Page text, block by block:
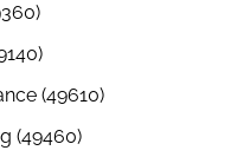
(49610)
(49460)